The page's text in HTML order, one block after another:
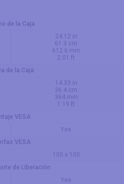
de la Caja
24.12 in
61.3 cm
612.6 mm
2.01 ft
de la Caja
14.33 in
36.4 cm
364 mm
1.19 ft
VESA
Yes
VESA
100 x 100
de Liberación
Yes